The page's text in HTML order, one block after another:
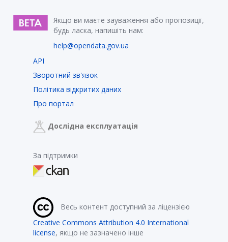
Якщо ви маєте зауваження або пропозиції,
будь ласка, напишіть нам:
help@opendata.gov.ua
API
Зворотний зв'язок
Політика відкритих даних
Про портал
Дослідна експлуатація
За підтримки
Весь контент доступний за ліцензією
Creative Commons Attribution 4.0 International
license, якщо не зазначено інше